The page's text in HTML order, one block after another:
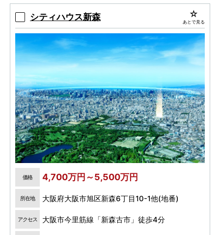
シティハウス新森 あとで見る
価格 4,700万円～5,500万円
所在地 大阪府大阪市旭区新森6丁目10-1他(地番)
アクセス 大阪市今里筋線「新森古市」徒歩4分